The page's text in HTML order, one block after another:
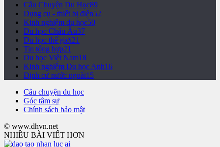
Câu Chuyện Du Học89
Dụng cụ - thiết bị điện52
Kinh nghiệm du học50
Du học Châu Âu37
Du học thế giới21
Tin tổng hợp21
Du học Việt Nam18
Kinh nghiệm Du học Anh16
Định cư nước ngoài15
Câu chuyện du học
Góc tâm sự
Chính sách bảo mật
© www.dhvn.net
NHIỀU BÀI VIẾT HƠN